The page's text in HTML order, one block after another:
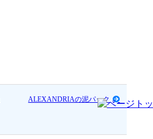
ALEXANDRIAの泥パック